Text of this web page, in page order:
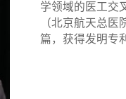
学领域的医工交
（北京航天总
篇，获得发明专